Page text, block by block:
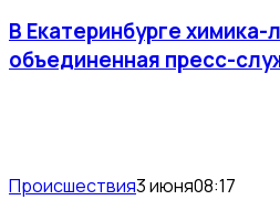
В Екатеринбурге
объединенная пресс-
Происшествия3 июня08:17